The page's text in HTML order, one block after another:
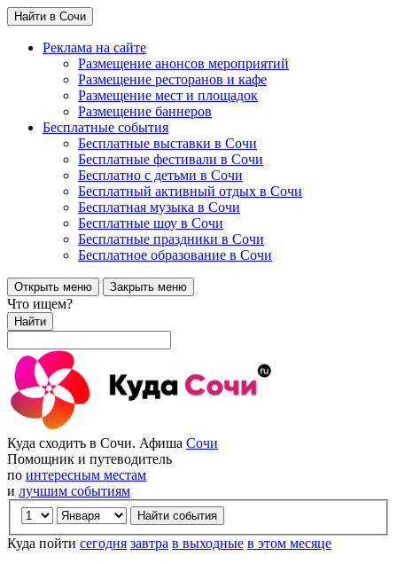
Найти в Сочи
Реклама на сайте
Размещение анонсов мероприятий
Размещение ресторанов и кафе
Размещение мест и площадок
Размещение баннеров
Бесплатные события
Бесплатные выставки в Сочи
Бесплатные фестивали в Сочи
Бесплатно с детьми в Сочи
Бесплатный активный отдых в Сочи
Бесплатная музыка в Сочи
Бесплатные шоу в Сочи
Бесплатные праздники в Сочи
Бесплатное образование в Сочи
Открыть меню Закрыть меню
Что ищем?
Найти
Куда сходить в Сочи. Афиша Сочи
Помощник и путеводитель
по интересным местам
и лучшим событиям
Куда пойти сегодня завтра в выходные в этом месяце